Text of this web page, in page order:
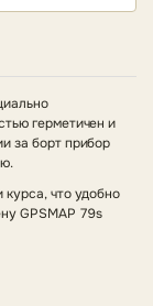
герметичен и
за борт прибор
что удобно
GPSMAP 79s